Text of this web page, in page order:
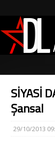
SİYASİ
Şansal
29/10/2013